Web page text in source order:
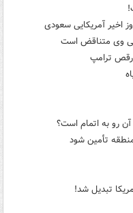
اخیر آمریکایی سعودی
وی متناقض است
رقص ترامپ
رو به اتمام است؟
تأمین شود
تبدیل شد!